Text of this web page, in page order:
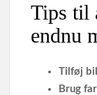
Tips til
endnu
Tilføj
Brug